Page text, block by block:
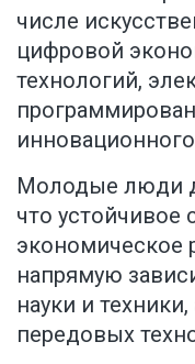
числе
цифровой
технологий,
Молодые люди
что устойчивое
экономическое
напрямую
науки и
передовых